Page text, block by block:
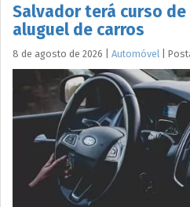
Salvador terá curso
aluguel de carros
8 de agosto de 2026 Automóvel